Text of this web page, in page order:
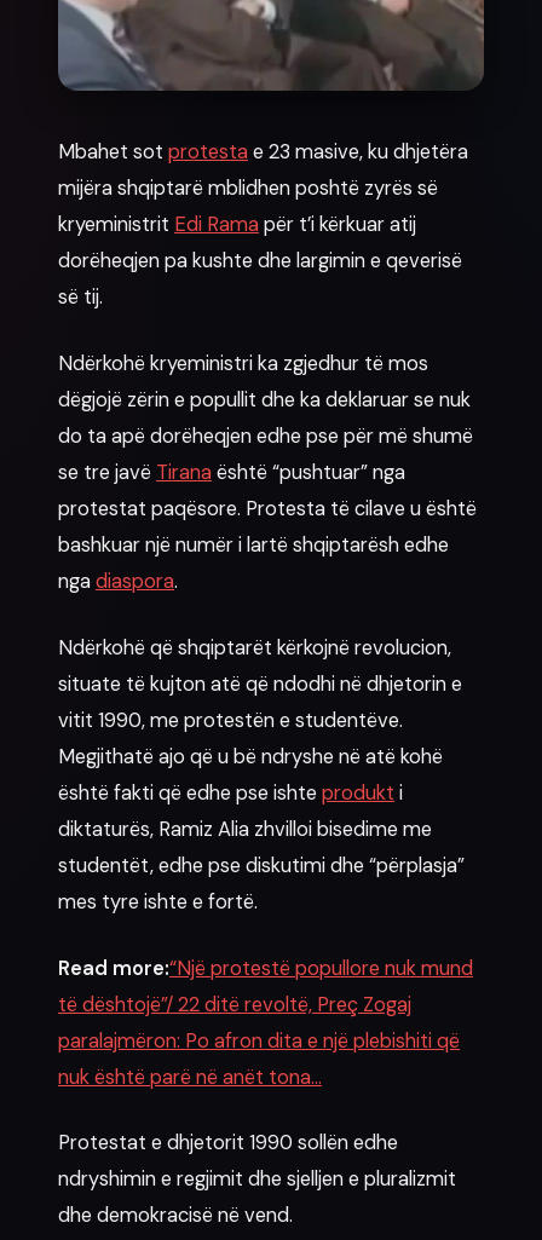
Mbahet sot protestae 23 masive, ku dhjetëra
mijëra shqiptarë mblidhen poshtë zyrës së
kryeministrit Edi Ramapër t’i kërkuar atij
dorëheqjen pa kushte dhe largimin e qeverisë
së tij.
Ndërkohë kryeministri ka zgjedhur të mos
dëgjojë zërin e popullit dhe ka deklaruar se nuk
do ta apë dorëheqjen edhe pse për më shumë
se tre javë Tiranaështë “pushtuar” nga
protestat paqësore. Protesta të cilave u është
bashkuar një numër i lartë shqiptarësh edhe
ngadiaspora.
Ndërkohë që shqiptarët kërkojnë revolucion,
situate të kujton atë që ndodhi në dhjetorin e
vitit 1990, me protestën e studentëve.
Megjithatë ajo që u bë ndryshe në atë kohë
është fakti që edhe pse ishte produkt i
diktaturës, Ramiz Alia zhvilloi bisedime me
studentët, edhe pse diskutimi dhe “përplasja”
mes tyre ishte e fortë.
Read more:“Një protestë popullore nuk mund
të dështojë”/ 22 ditë revoltë, Preç Zogaj
paralajmëron: Po afron dita e një plebishiti që
nuk është parë në anët tona…
Protestat e dhjetorit 1990 sollën edhe
ndryshimin e regjimit dhe sjelljen e pluralizmit
dhe demokracisë në vend.